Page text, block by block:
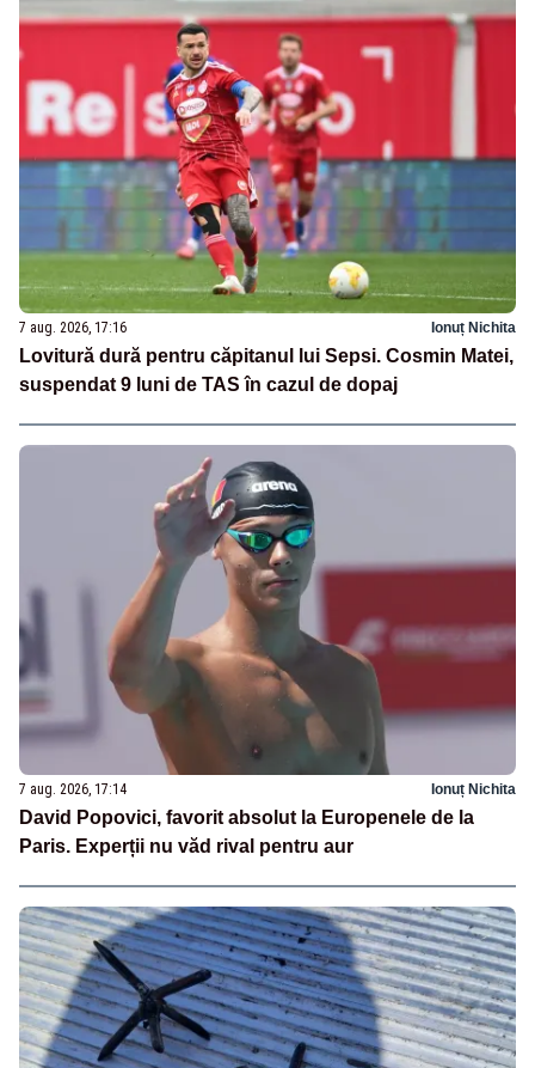
7 aug. 2026, 17:16 Ionuț Nichita
Lovitură dură pentru căpitanul lui Sepsi. Cosmin Matei,
suspendat 9 luni de TAS în cazul de dopaj
7 aug. 2026, 17:14 Ionuț Nichita
David Popovici, favorit absolut la Europenele de la
Paris. Experții nu văd rival pentru aur